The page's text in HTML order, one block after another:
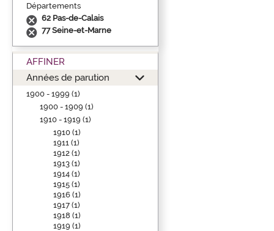
Départements
62 Pas-de-Calais
77 Seine-et-Marne
AFFINER
Années de parution
1900 - 1999 (1)
1900 - 1909 (1)
1910 - 1919 (1)
1910 (1)
1911 (1)
1912 (1)
1913 (1)
1914 (1)
1915 (1)
1916 (1)
1917 (1)
1918 (1)
1919 (1)